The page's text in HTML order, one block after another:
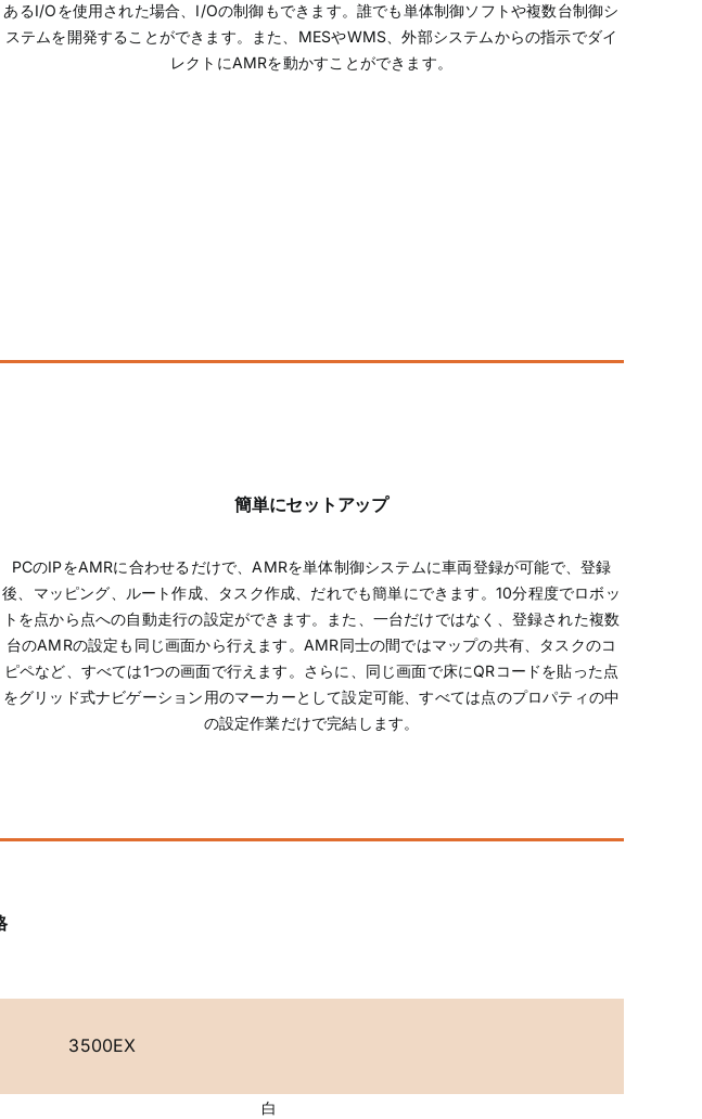
あるI/Oを使用された場合、I/Oの制御もできます。誰でも単体制御ソフトや複数台制御シ
ステムを開発することができます。また、MESやWMS、外部システムからの指示でダイ
レクトにAMRを動かすことができます。
簡単にセットアップ
PCのIPをAMRに合わせるだけで、AMRを単体制御システムに車両登録が可能で、登録
後、マッピング、ルート作成、タスク作成、だれでも簡単にできます。10分程度でロボッ
トを点から点への自動走行の設定ができます。また、一台だけではなく、登録された複数
台のAMRの設定も同じ画面から行えます。AMR同士の間ではマップの共有、タスクのコ
ピペなど、すべては1つの画面で行えます。さらに、同じ画面で床にQRコードを貼った点
をグリッド式ナビゲーション用のマーカーとして設定可能、すべては点のプロパティの中
の設定作業だけで完結します。
3500EX
白